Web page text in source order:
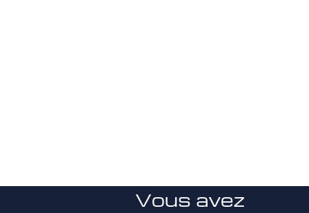
Vous avez